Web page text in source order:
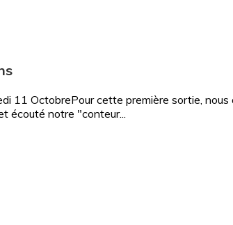
11 OctobrePour cette première sortie, nous
écouté notre "conteur...